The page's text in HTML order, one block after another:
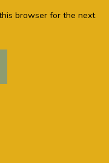
browser for the next